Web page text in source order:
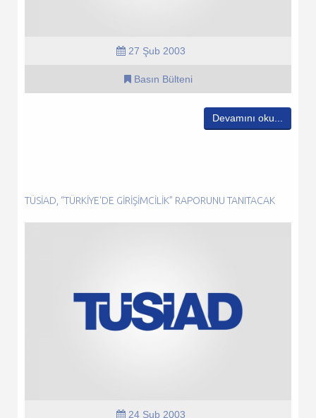
27 Şub 2003
Basın Bülteni
Devamını oku...
TÜSİAD, “TÜRKIYE'DE GIRIŞIMCILIK” RAPORUNU TANITACAK
24 Şub 2003